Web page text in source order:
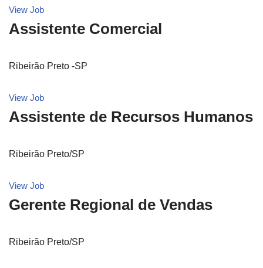
View Job
Assistente Comercial
Ribeirão Preto -SP
View Job
Assistente de Recursos Humanos
Ribeirão Preto/SP
View Job
Gerente Regional de Vendas
Ribeirão Preto/SP